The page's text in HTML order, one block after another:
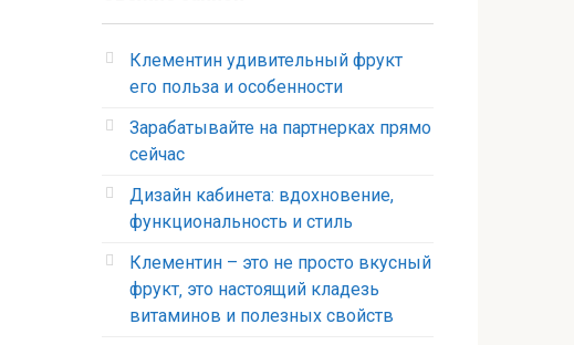
Клементин удивительный фрукт
его польза и особенности
Зарабатывайте на партнерках прямо
сейчас
Дизайн кабинета: вдохновение,
функциональность и стиль
Клементин – это не просто вкусный
фрукт‚ это настоящий кладезь
витаминов и полезных свойств